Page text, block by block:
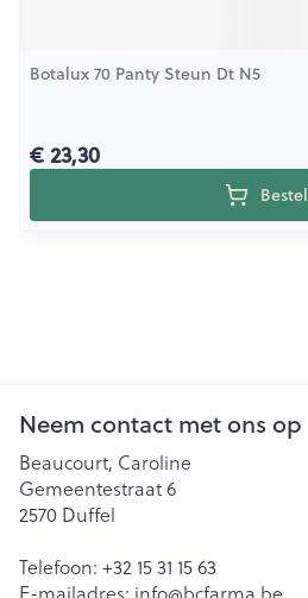
Botalux 70 Panty Steun Dt N5
€ 23,30
Bestel
Neem contact met ons op
Beaucourt, Caroline
Gemeentestraat 6
2570 Duffel
Telefoon: +32 15 31 15 63